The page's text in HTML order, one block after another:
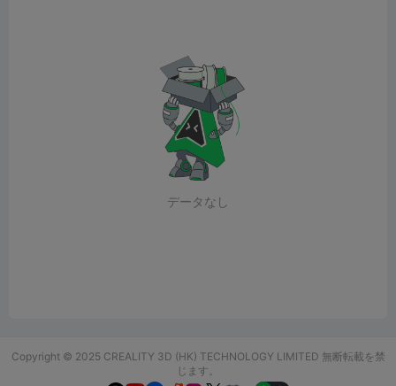
データなし
Copyright © 2025 CREALITY 3D (HK) TECHNOLOGY LIMITED 無断転載を禁
じます。